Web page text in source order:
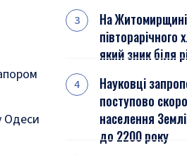
Одеси
На
півторарічного
який зник біля
Науковці
поступово
населення
до 2200 року